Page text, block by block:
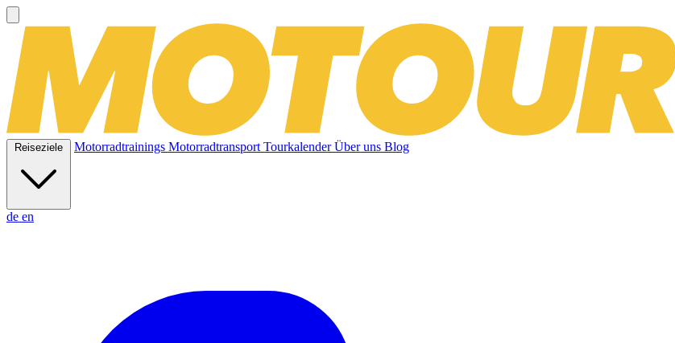
Reiseziele Motorradtrainings Motorradtransport TourkalenderÜber uns Blog
de en